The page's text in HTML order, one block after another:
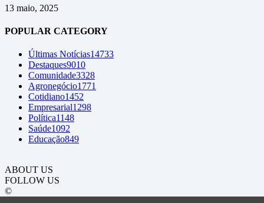
13 maio, 2025
POPULAR CATEGORY
Últimas Notícias14733
Destaques9010
Comunidade3328
Agronegócio1771
Cotidiano1452
Empresarial1298
Política1148
Saúde1092
Educação849
ABOUT US
FOLLOW US
©